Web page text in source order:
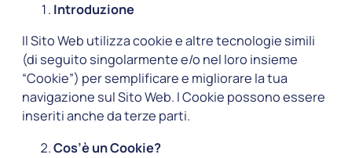
Introduzione
Il Sito Web utilizza cookie e altre tecnologie simili
(di seguito singolarmente e/o nel loro insieme
“Cookie”) per semplificare e migliorare la tua
navigazione sul Sito Web. I Cookie possono essere
inseriti anche da terze parti.
Cos’è un Cookie?